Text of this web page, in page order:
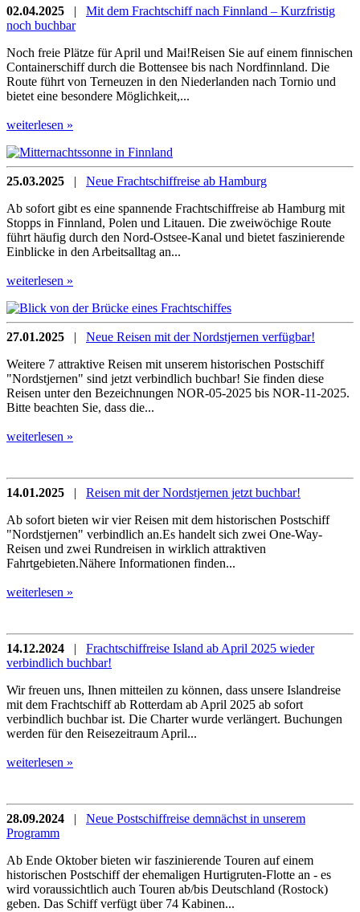
02.04.2025 | Mit dem Frachtschiff nach Finnland – Kurzfristig
noch buchbar
Noch freie Plätze für April und Mai!Reisen Sie auf einem finnischen
Containerschiff durch die Bottensee bis nach Nordfinnland. Die
Route führt von Terneuzen in den Niederlanden nach Tornio und
bietet eine besondere Möglichkeit,...
weiterlesen »
25.03.2025 | Neue Frachtschiffreise ab Hamburg
Ab sofort gibt es eine spannende Frachtschiffreise ab Hamburg mit
Stopps in Finnland, Polen und Litauen. Die zweiwöchige Route
führt häufig durch den Nord-Ostsee-Kanal und bietet faszinierende
Einblicke in den Arbeitsalltag an...
weiterlesen »
27.01.2025 | Neue Reisen mit der Nordstjernen verfügbar!
Weitere 7 attraktive Reisen mit unserem historischen Postschiff
"Nordstjernen" sind jetzt verbindlich buchbar! Sie finden diese
Reisen unter den Bezeichnungen NOR-05-2025 bis NOR-11-2025.
Bitte beachten Sie, dass die...
weiterlesen »
14.01.2025 | Reisen mit der Nordstjernen jetzt buchbar!
Ab sofort bieten wir vier Reisen mit dem historischen Postschiff
"Nordstjernen" verbindlich an.Es handelt sich zwei One-Way-
Reisen und zwei Rundreisen in wirklich attraktiven
Fahrtgebieten.Nähere Informationen finden...
weiterlesen »
14.12.2024 | Frachtschiffreise Island ab April 2025 wieder
verbindlich buchbar!
Wir freuen uns, Ihnen mitteilen zu können, dass unsere Islandreise
mit dem Frachtschiff ab Rotterdam ab April 2025 ab sofort
verbindlich buchbar ist. Die Charter wurde verlängert. Buchungen
werden für den Reisezeitraum April...
weiterlesen »
28.09.2024 | Neue Postschiffreise demnächst in unserem
Programm
Ab Ende Oktober bieten wir faszinierende Touren auf einem
historischen Postschiff der ehemaligen Hurtigruten-Flotte an - es
wird voraussichtlich auch Touren ab/bis Deutschland (Rostock)
geben. Das Schiff verfügt über 74 Kabinen...